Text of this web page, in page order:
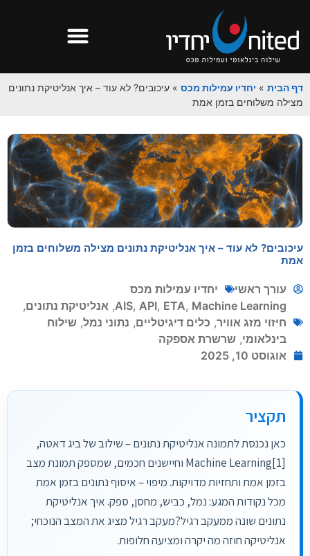
דף הבית » יחדיו עמילות מכס » עיכובים? לא עוד – איך אנליטיקת נתונים
מצילה משלוחים בזמן אמת
עיכובים? לא עוד – איך אנליטיקת נתונים מצילה משלוחים בזמן
אמת
עורך ראשי
יחדיו עמילות מכס
AIS, API, ETA, Machine Learning
, אנליטיקת נתונים,
חיזוי מזג אוויר, כלים דיגיטליים, נתוני נמל, שילוח
בינלאומי, שרשרת אספקה
אוגוסט 10, 2025
תקציר
כאן נכנסת לתמונה אנליטיקת נתונים – שילוב של ביג דאטה,
Machine Learning[1] וחיישנים חכמים, שמספק תמונת מצב
בזמן אמת ותחזיות מדויקות. מיפוי – איסוף נתונים בזמן אמת
מכל נקודות המגע: נמל, כביש, מחסן, ספק. איך אנליטיקת
נתונים שונה ממעקב רגיל?מעקב רגיל מציג את המצב הנוכחי;
אנליטיקה חוזה מה יקרה ומציעה חלופות.